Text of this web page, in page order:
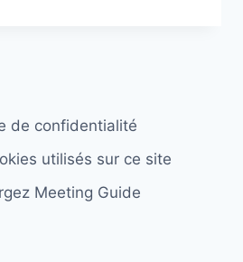
de confidentialité
utilisés sur ce site
Meeting Guide